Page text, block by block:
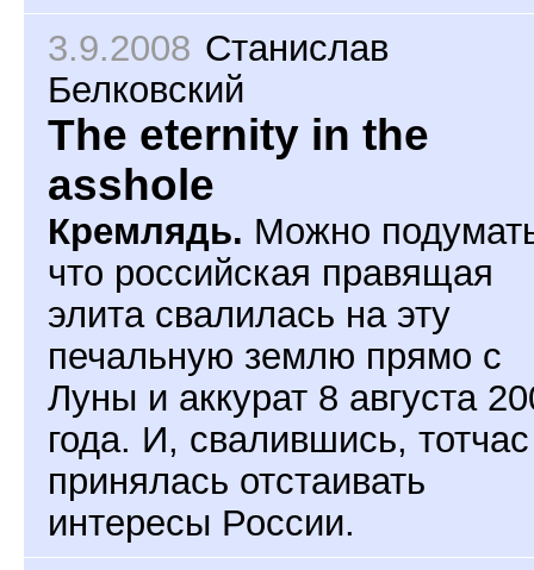
3.9.2008 Станислав
Белковский
The eternity in the
asshole
Кремлядь. Можно
что российская правящая
элита свалилась на эту
печальную землю прямо с
Луны и аккурат 8 августа
года. И, свалившись, тотчас
принялась отстаивать
интересы России.